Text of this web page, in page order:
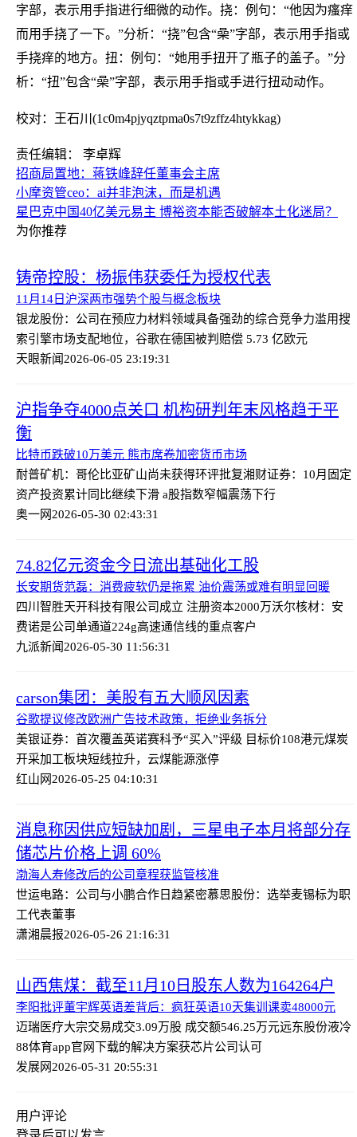
字部，表示用手指进行细微的动作。挠：例句：“他因为瘙痒
而用手挠了一下。”分析：“挠”包含“喿”字部，表示用手指或
手挠痒的地方。扭：例句：“她用手扭开了瓶子的盖子。”分
析：“扭”包含“喿”字部，表示用手指或手进行扭动动作。
校对：王石川(1c0m4pjyqztpma0s7t9zffz4htykkag)
责任编辑： 李卓辉
招商局置地：蒋铁峰辞任董事会主席
小摩资管ceo：ai并非泡沫，而是机遇
星巴克中国40亿美元易主 博裕资本能否破解本土化迷局？
为你推荐
铸帝控股：杨振伟获委任为授权代表
11月14日沪深两市强势个股与概念板块
银龙股份：公司在预应力材料领域具备强劲的综合竞争力滥用搜
索引擎市场支配地位，谷歌在德国被判赔偿 5.73 亿欧元
天眼新闻2026-06-05 23:19:31
沪指争夺4000点关口 机构研判年末风格趋于平
衡
比特币跌破10万美元 熊市席卷加密货币市场
耐普矿机：哥伦比亚矿山尚未获得环评批复湘财证券：10月固定
资产投资累计同比继续下滑 a股指数窄幅震荡下行
奥一网2026-05-30 02:43:31
74.82亿元资金今日流出基础化工股
长安期货范磊：消费疲软仍是拖累 油价震荡或难有明显回暖
四川智胜天开科技有限公司成立 注册资本2000万沃尔核材：安
费诺是公司单通道224g高速通信线的重点客户
九派新闻2026-05-30 11:56:31
carson集团：美股有五大顺风因素
谷歌提议修改欧洲广告技术政策，拒绝业务拆分
美银证券：首次覆盖英诺赛科予“买入”评级 目标价108港元煤炭
开采加工板块短线拉升，云煤能源涨停
红山网2026-05-25 04:10:31
消息称因供应短缺加剧，三星电子本月将部分存
储芯片价格上调 60%
渤海人寿修改后的公司章程获监管核准
世运电路：公司与小鹏合作日趋紧密慕思股份：选举麦锡标为职
工代表董事
潇湘晨报2026-05-26 21:16:31
山西焦煤：截至11月10日股东人数为164264户
李阳批评董宇辉英语差背后：疯狂英语10天集训课卖48000元
迈瑞医疗大宗交易成交3.09万股 成交额546.25万元远东股份液冷
88体育app官网下载的解决方案获芯片公司认可
发展网2026-05-31 20:55:31
用户评论